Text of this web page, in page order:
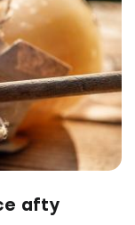
afty